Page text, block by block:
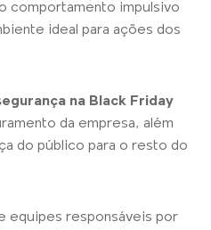
comportamento impulsivo
ideal para ações dos
na Black Friday
da empresa, além
do público para o resto do
equipes responsáveis por